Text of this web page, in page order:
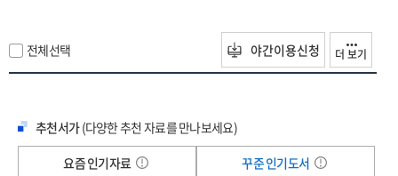
전체선택 야간이용신청 더 보기
추천서가(다양한 추천 자료를 만나보세요)
요즘 인기자료
꾸준 인기도서